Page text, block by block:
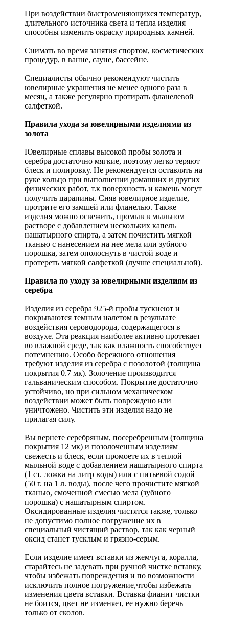
При воздействии быстроменяющихся температур,
длительного источника света и тепла изделия
способны изменить окраску природных камней.
Снимать во время занятия спортом, косметических
процедур, в ванне, сауне, бассейне.
Специалисты обычно рекомендуют чистить
ювелирные украшения не менее одного раза в
месяц, а также регулярно протирать фланелевой
салфеткой.
Правила ухода за ювелирными изделиями из
золота
Ювелирные сплавы высокой пробы золота и
серебра достаточно мягкие, поэтому легко теряют
блеск и полировку. Не рекомендуется оставлять на
руке кольцо при выполнении домашних и других
физических работ, т.к поверхность и камень могут
получить царапины. Сняв ювелирное изделие,
протрите его замшей или фланелью. Также
изделия можно освежить, промыв в мыльном
растворе с добавлением нескольких капель
нашатырного спирта, а затем почистить мягкой
тканью с нанесением на нее мела или зубного
порошка, затем ополоснуть в чистой воде и
протереть мягкой салфеткой (лучше специальной).
Правила по уходу за ювелирными изделиям из
серебра
Изделия из серебра 925-й пробы тускнеют и
покрываются темным налетом в результате
воздействия сероводорода, содержащегося в
воздухе. Эта реакция наиболее активно протекает
во влажной среде, так как влажность способствует
потемнению. Особо бережного отношения
требуют изделия из серебра с позолотой (толщина
покрытия 0.7 мк). Золочение производится
гальваническим способом. Покрытие достаточно
устойчиво, но при сильном механическом
воздействии может быть повреждено или
уничтожено. Чистить эти изделия надо не
прилагая силу.
Вы вернете серебряным, посеребренным (толщина
покрытия 12 мк) и позолоченным изделиям
свежесть и блеск, если промоете их в теплой
мыльной воде с добавлением нашатырного спирта
(1 ст. ложка на литр воды) или с питьевой содой
(50 г. на 1 л. воды), после чего прочистите мягкой
тканью, смоченной смесью мела (зубного
порошка) с нашатырным спиртом.
Оксидированные изделия чистятся также, только
не допустимо полное погружение их в
специальный чистящий раствор, так как черный
оксид станет тусклым и грязно-серым.
Если изделие имеет вставки из жемчуга, коралла,
старайтесь не задевать при ручной чистке вставку,
чтобы избежать повреждения и по возможности
исключить полное погружение,чтобы избежать
изменения цвета вставки. Вставка фианит чистки
не боится, цвет не изменяет, ее нужно беречь
только от сколов.